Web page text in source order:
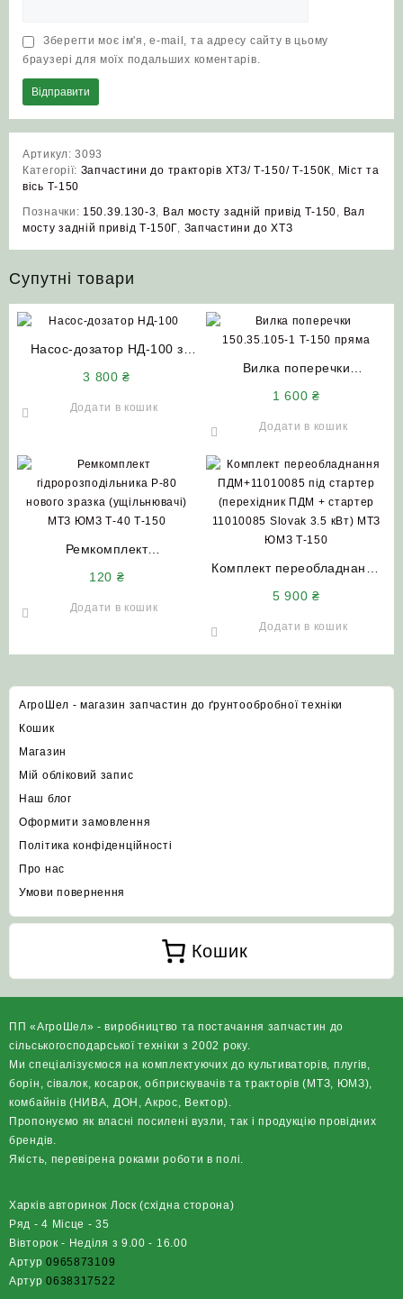
Зберегти моє ім'я, e-mail, та адресу сайту в цьому
браузері для моїх подальших коментарів.
Артикул:3093
Категорії: Запчастини до тракторів ХТЗ/ Т-150/ Т-150К, Міст та
вісь Т-150
Позначки: 150.39.130-3, Вал мосту задній привід Т‑150, Вал
мосту задній привід Т‑150Г, Запчастини до ХТЗ
Супутні товари
Насос-дозатор НД-100 з
3 800₴
Додати в кошик
Вилка поперечки
1 600₴
Додати в кошик
Ремкомплект
МТЗ ЮМЗ Т-40 Т-150
120 ₴
Додати в кошик
Комплект переобладнання
11010085 Slovak 3.5 кВт)
5 900₴
Додати в кошик
АгроШел - магазин запчастин до ґрунтообробної техніки
Кошик
Магазин
Мій обліковий запис
Наш блог
Оформити замовлення
Політика конфіденційності
Про нас
Умови повернення
Кошик
ПП «АгроШел» - виробництво та постачання запчастин до
сільськогосподарської техніки з 2002 року.
Ми спеціалізуємося на комплектуючих до культиваторів, плугів,
борін, сівалок, косарок, обприскувачів та тракторів (МТЗ, ЮМЗ),
комбайнів (НИВА, ДОН, Акрос, Вектор).
Пропонуємо як власні посилені вузли, так і продукцію провідних
брендів.
Якість, перевірена роками роботи в полі.
Харків авторинок Лоск (східна сторона)
Ряд - 4 Місце - 35
Вівторок - Неділя з 9.00 - 16.00
Артур0965873109
Артур0638317522